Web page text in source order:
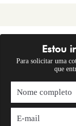
Estou
Para solicitar uma
que